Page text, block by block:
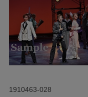
1910463-028